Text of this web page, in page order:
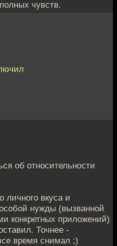
чувств.
об относительности
личного вкуса и
нужды (вызванной
конкретных приложений)
Точнее -
время снимал ;)